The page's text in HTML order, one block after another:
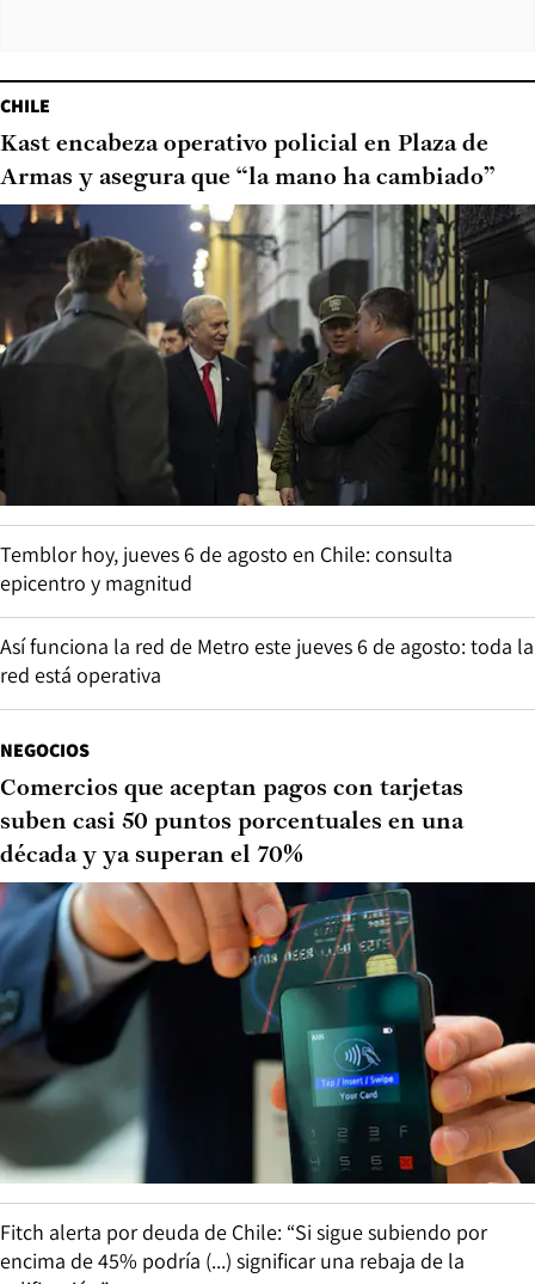
CHILE
Kast encabeza operativo policial en Plaza de
Armas y asegura que “la mano ha cambiado”
Temblor hoy, jueves 6 de agosto en Chile: consulta
epicentro y magnitud
Así funciona la red de Metro este jueves 6 de agosto: toda la
red está operativa
NEGOCIOS
Comercios que aceptan pagos con tarjetas
suben casi 50 puntos porcentuales en una
década y ya superan el 70%
Fitch alerta por deuda de Chile: “Si sigue subiendo por
encima de 45% podría (...) significar una rebaja de la